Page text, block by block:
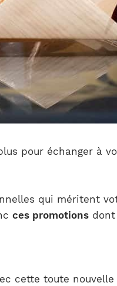
pour échanger à
qui méritent
ces promotions dont
cette toute